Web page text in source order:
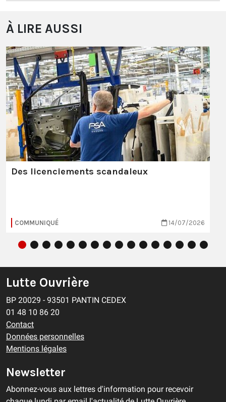
À LIRE AUSSI
Des licenciements scandaleux
COMMUNIQUÉ 14/07/2026
Lutte Ouvrière
BP 20029 - 93501 PANTIN CEDEX
01 48 10 86 20
Contact
Données personnelles
Mentions légales
Newsletter
Abonnez-vous aux lettres d'information pour recevoir